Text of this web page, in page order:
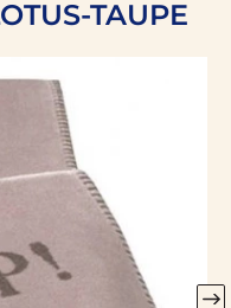
TAUPE